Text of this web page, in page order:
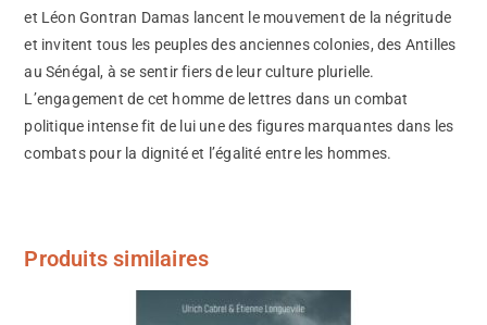
et Léon Gontran Damas lancent le mouvement de la négritude
et invitent tous les peuples des anciennes colonies, des Antilles
au Sénégal, à se sentir fiers de leur culture plurielle.
L’engagement de cet homme de lettres dans un combat
politique intense fit de lui une des figures marquantes dans les
combats pour la dignité et l’égalité entre les hommes.
Produits similaires